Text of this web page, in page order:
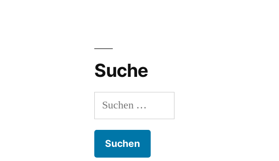
Suche
Suchen
nach: